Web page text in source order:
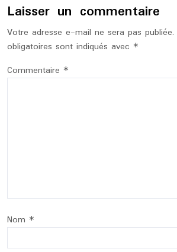
Laisser un commentaire
Votre adresse e-mail ne sera pas publiée.
obligatoires sont indiqués avec *
Commentaire *
Nom *